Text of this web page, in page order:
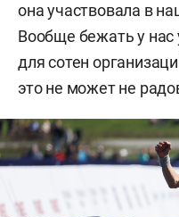
она участвовала в
Вообще бежать у
для сотен
это не может не